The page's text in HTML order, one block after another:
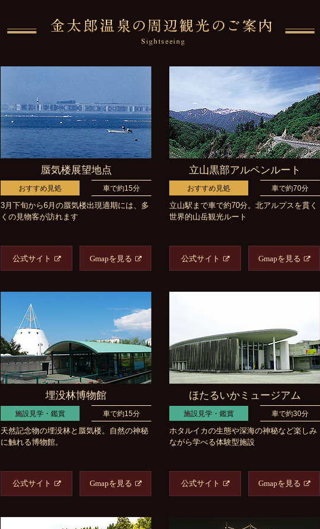
蜃気楼展望地点
おすすめ見処 車で約15分
3月下旬から6月の蜃気楼出現適期には、多
くの見物客が訪れます
公式サイト Gmapを見る
立山黒部アルペンルート
おすすめ見処 車で約70分
立山駅まで車で約70分。北アルプスを貫く
世界的山岳観光ルート
公式サイト Gmapを見る
埋没林博物館
施設見学・鑑賞 車で約15分
天然記念物の埋没林と蜃気楼。自然の神秘
に触れる博物館。
公式サイト Gmapを見る
ほたるいかミュージアム
施設見学・鑑賞 車で約30分
ホタルイカの生態や深海の神秘など楽しみ
ながら学べる体験型施設
公式サイト Gmapを見る